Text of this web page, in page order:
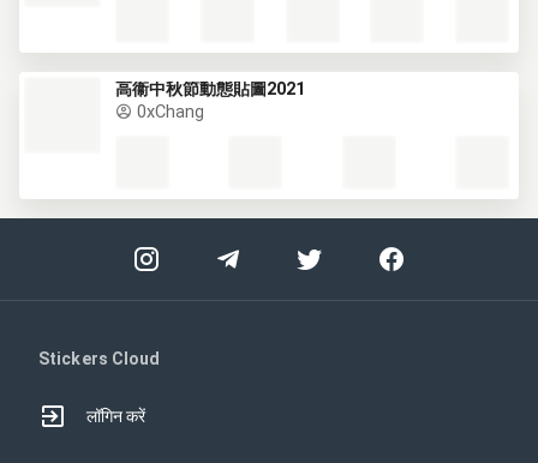
高衞中秋節動態貼圖2021
0xChang
Stickers Cloud
लॉगिन करें